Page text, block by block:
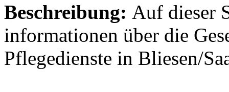
Beschreibung: Auf dieser
informationen über die
Pflegedienste in Bliesen/